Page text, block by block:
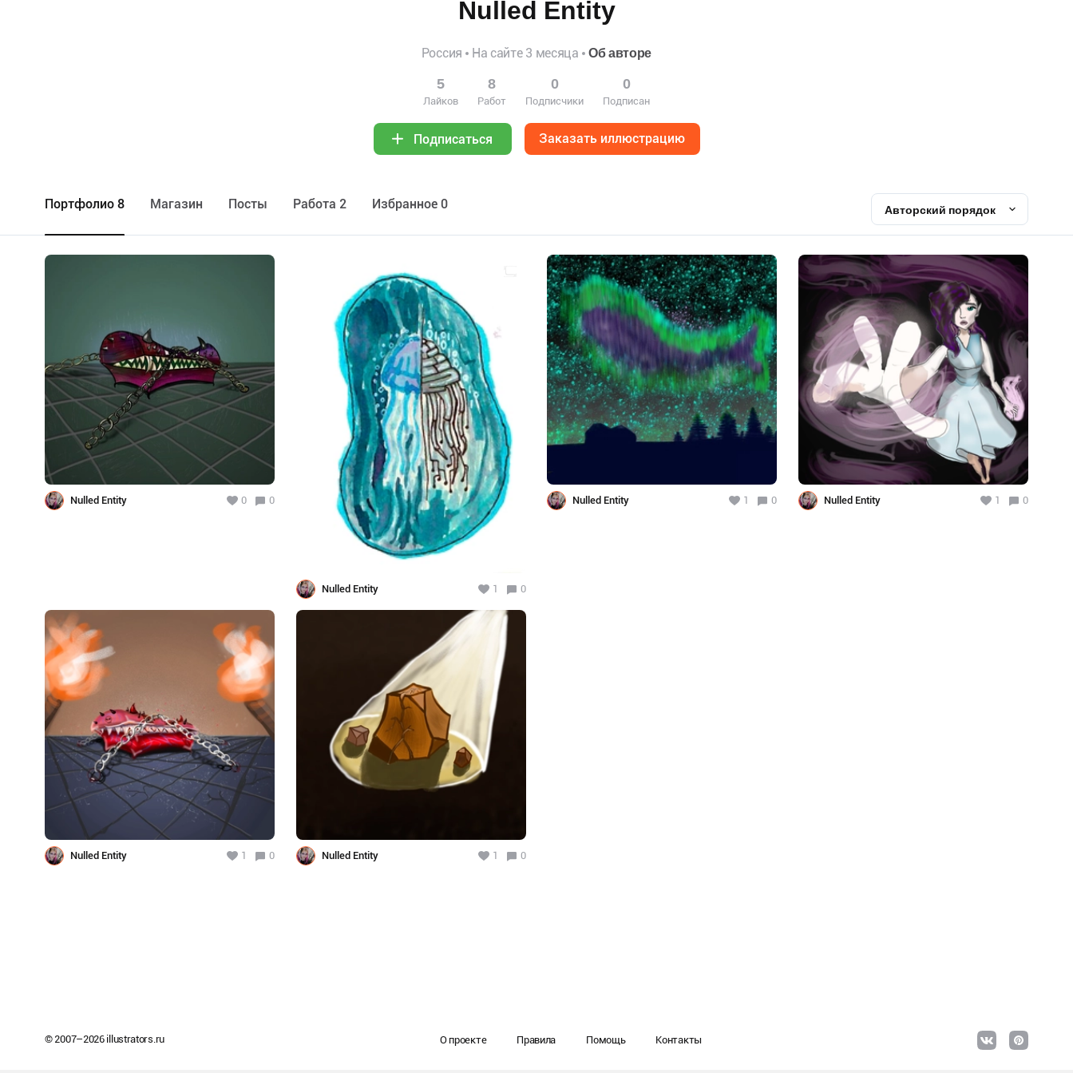
Nulled Entity
Россия На сайте 3 месяца Об авторе
5
Лайков
8
Работ
0
Подписчики
0
Подписан
Подписаться Заказать иллюстрацию
Портфолио 8 Maгазин Посты Работа 2 Избранное 0 Авторский порядок
Nulled Entity 0 0
Nulled Entity 1 0
Nulled Entity 1 0 Nulled Entity 1 0
Nulled Entity 1 0 Nulled Entity 1 0
© 2007–2026illustrators.ru О проекте Правила Помощь Контакты